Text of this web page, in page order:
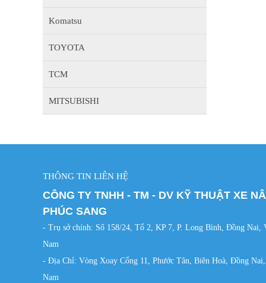
Komatsu
TOYOTA
TCM
MITSUBISHI
THÔNG TIN LIÊN HỆ
CÔNG TY TNHH - TM - DV KỸ THUẬT XE
PHÚC SANG
- Trụ sở chính: Số 158/24, Tổ 2, KP 7, P. Long Bình, Đồng Nai,
Nam
- Địa Chỉ: Vòng Xoay Cổng 11, Phước Tân, Biên Hoà, Đồng
Nam